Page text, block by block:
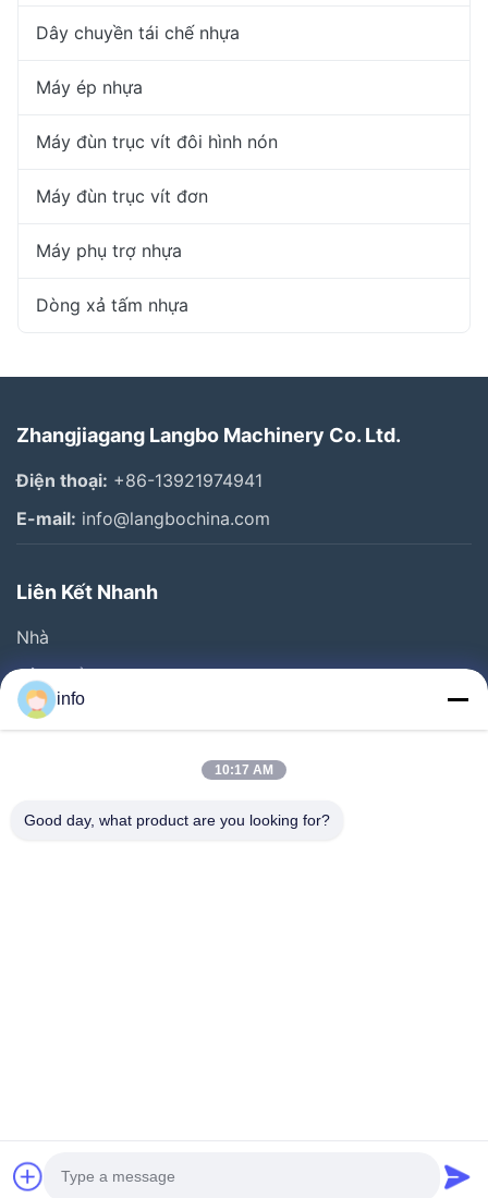
Dây chuyền tái chế nhựa
Máy ép nhựa
Máy đùn trục vít đôi hình nón
Máy đùn trục vít đơn
Máy phụ trợ nhựa
Dòng xả tấm nhựa
Zhangjiagang Langbo Machinery Co. Ltd.
Điện thoại: +86-13921974941
E-mail: info@langbochina.com
Liên Kết Nhanh
Nhà
Sản Phẩm
Video
Kiểm Soát Chất Lượng
©2017- Zhangjiagang Langbo Machinery Co. Ltd.. Tất cả các quyền được
info
10:17 AM
Good day, what product are you looking for?